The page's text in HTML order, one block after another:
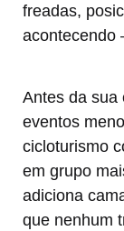
freadas,
acontecendo
Antes da sua
eventos
cicloturismo
em grupo
adiciona
que nenhum